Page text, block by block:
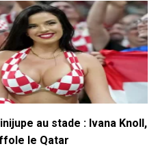
au stade : Ivana Knoll,
le Qatar